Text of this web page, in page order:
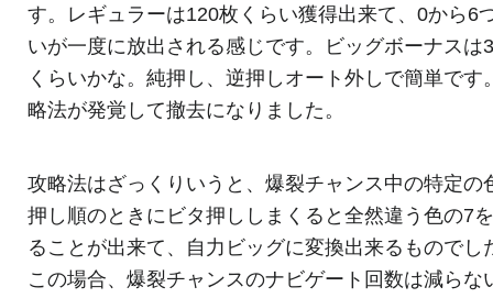
す。レギュラーは120枚くらい獲得出来て、0から6
いが一度に放出される感じです。ビッグボーナスは
くらいかな。純押し、逆押しオート外しで簡単です
略法が発覚して撤去になりました。
攻略法はざっくりいうと、爆裂チャンス中の特定の
押し順のときにビタ押ししまくると全然違う色の7
ることが出来て、自力ビッグに変換出来るものでし
この場合、爆裂チャンスのナビゲート回数は減らな